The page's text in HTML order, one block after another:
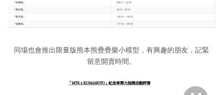
同場也會推出限量版熊本熊疊疊樂小模型，有興趣的朋友，記緊
留意開賣時間。